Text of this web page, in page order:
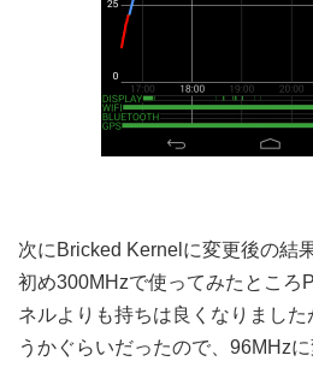
次にBricked Kernelに変更後の結
初め300MHzで使ってみたところ
ネルよりも持ちは良くなりまし
うかぐらいだったので、96MHz